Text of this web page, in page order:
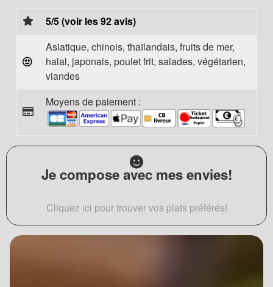
5/5 (voir les 92 avis)
Asiatique, chinois, thaïlandais, fruits de mer,
halal, japonais, poulet frit, salades, végétarien,
viandes
Moyens de paiement :
Je compose avec mes envies!
Cliquez ici pour trouver vos plats préférés!